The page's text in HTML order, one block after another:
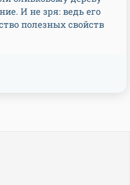
И не зря: ведь его
полезных свойств